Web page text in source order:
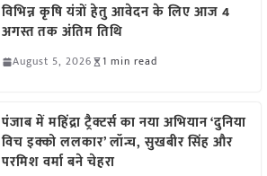
विभिन्न कृषि यंत्रों हेतु आवेदन के लिए आज 4
अगस्त तक अंतिम तिथि
August 5, 2026 1 min read
पंजाब में महिंद्रा ट्रैक्टर्स का नया अभियान ‘दुनिया
विच इक्को ललकार’ लॉन्च, सुखबीर सिंह और
परमिश वर्मा बने चेहरा